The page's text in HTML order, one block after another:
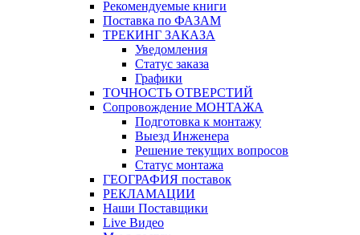
Рекомендуемые книги
Поставка по ФАЗАМ
ТРЕКИНГ ЗАКАЗА
Уведомления
Статус заказа
Графики
ТОЧНОСТЬ ОТВЕРСТИЙ
Сопровождение МОНТАЖА
Подготовка к монтажу
Выезд Инженера
Решение текущих вопросов
Статус монтажа
ГЕОГРАФИЯ поставок
РЕКЛАМАЦИИ
Наши Поставщики
Live Видео